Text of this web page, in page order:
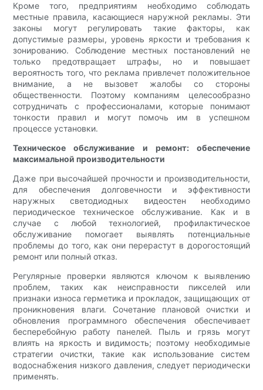
Кроме того, предприятиям необходимо соблюдать
местные правила, касающиеся наружной рекламы. Эти
законы могут регулировать такие факторы, как
допустимые размеры, уровень яркости и требования к
зонированию. Соблюдение местных постановлений не
только предотвращает штрафы, но и повышает
вероятность того, что реклама привлечет положительное
внимание, а не вызовет жалобы со стороны
общественности. Поэтому компаниям целесообразно
сотрудничать с профессионалами, которые понимают
тонкости правил и могут помочь им в успешном
процессе установки.
Техническое обслуживание и ремонт: обеспечение
максимальной производительности
Даже при высочайшей прочности и производительности,
для обеспечения долговечности и эффективности
наружных светодиодных видеостен необходимо
периодическое техническое обслуживание. Как и в
случае с любой технологией, профилактическое
обслуживание помогает выявлять потенциальные
проблемы до того, как они перерастут в дорогостоящий
ремонт или полный отказ.
Регулярные проверки являются ключом к выявлению
проблем, таких как неисправности пикселей или
признаки износа герметика и прокладок, защищающих от
проникновения влаги. Сочетание плановой очистки и
обновления программного обеспечения обеспечивает
бесперебойную работу панелей. Пыль и грязь могут
влиять на яркость и видимость; поэтому необходимые
стратегии очистки, такие как использование систем
водоснабжения низкого давления, следует периодически
применять.